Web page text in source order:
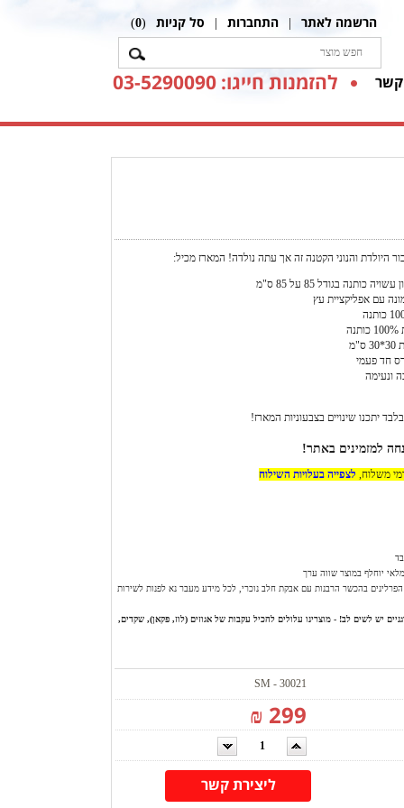
הרשמה לאתר התחברות סל קניות (
0
)
קשר להזמנות חייגו: 03-5290090
היולדת והנוני הקטנה זה אך עתה נולדה! המארז מכיל:
כותנה בגודל 85 על 85 ס"מ
עם אפליקציית עץ
חד פעמי
ונעימה
יתכנו שינויים בצבעוניות המארז!
משלוח, לצפייה בעלויות השילוח
יוחלף במוצר שווה ערך
בהכשר הרבנות עם אבקת חלב נוכרי, לכל מידע מעבר נא לפנות לשירות
יש לשים לב! - מוצרינו עלולים להכיל עקבות של אגוזים (לוז, פקאן), שקדים,
SM - 30021
299 ₪
ליצירת קשר